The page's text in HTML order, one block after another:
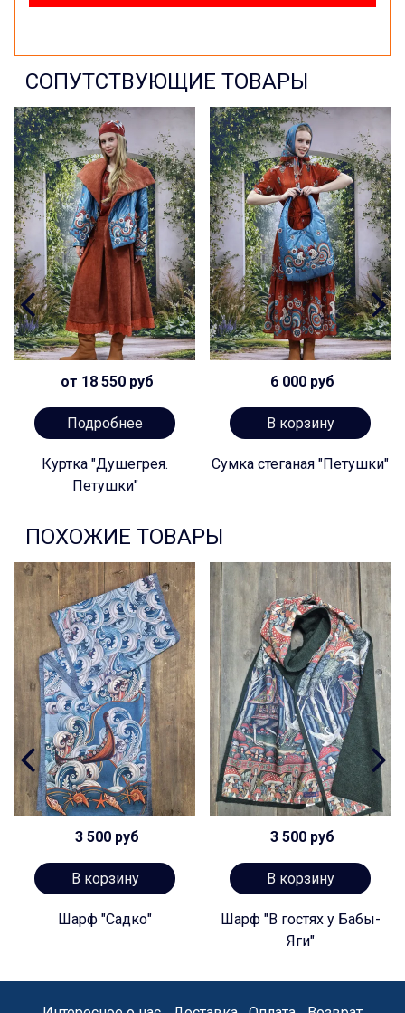
СОПУТСТВУЮЩИЕ ТОВАРЫ
от 18 550 руб
Подробнее
Куртка "Душегрея.
Петушки"
6 000 руб
В корзину
Сумка стеганая "Петушки"
ПОХОЖИЕ ТОВАРЫ
3 500 руб
В корзину
Шарф "Садко"
3 500 руб
В корзину
Шарф "В гостях у Бабы-
Яги"